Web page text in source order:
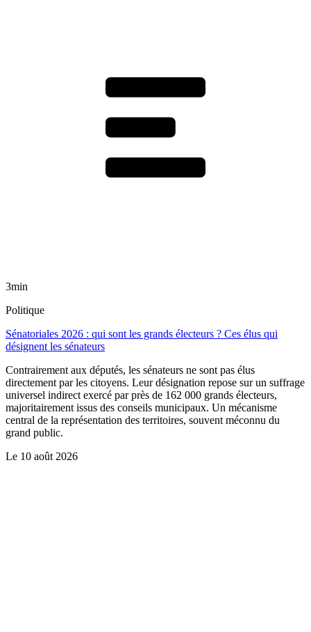
3min
Politique
Sénatoriales 2026 : qui sont les grands électeurs ? Ces élus qui
désignent les sénateurs
Contrairement aux députés, les sénateurs ne sont pas élus
directement par les citoyens. Leur désignation repose sur un suffrage
universel indirect exercé par près de 162 000 grands électeurs,
majoritairement issus des conseils municipaux. Un mécanisme
central de la représentation des territoires, souvent méconnu du
grand public.
Le 10 août 2026